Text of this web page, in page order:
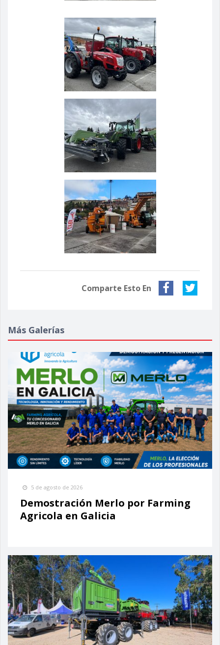
Comparte Esto En
Más Galerías
5 de agosto de 2026
Demostración Merlo por Farming
Agricola en Galicia